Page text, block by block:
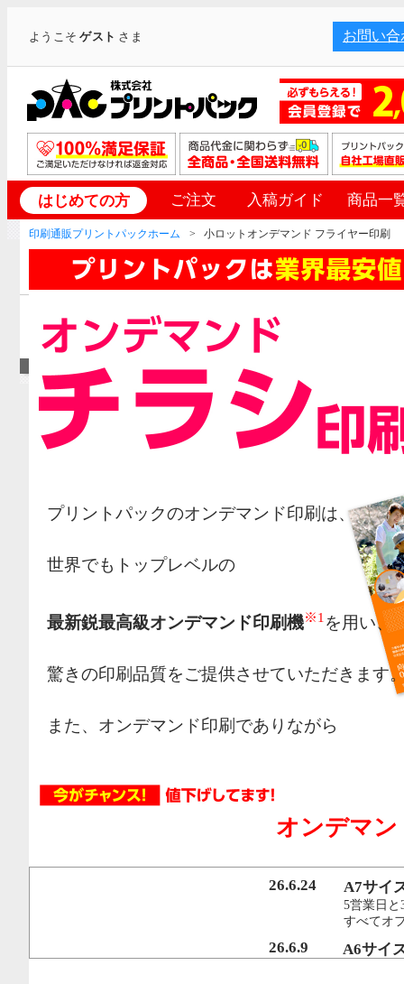
ようこそゲスト さま お問い合
はじめての方 ご注文 入稿ガイド 商品一
印刷通販プリントパックホーム 小ロットオンデマンド フライヤー印刷
プリントパックのオンデマンド印刷は、
世界でもトップレベルの
最新鋭最高級オンデマンド印刷機※1 を用い、
驚きの印刷品質をご提供させていただきます
また、オンデマンド印刷でありながら
行うことで、従来のオンデマンド印刷機より
オフセット印刷に近い品質を実現いたしまし
コピー機やレーザープリンター等によくある色ムラや汚
オンデマン
26.6.24 A7サイ
5営業日と
すべてオ
26.6.9 A6サイ